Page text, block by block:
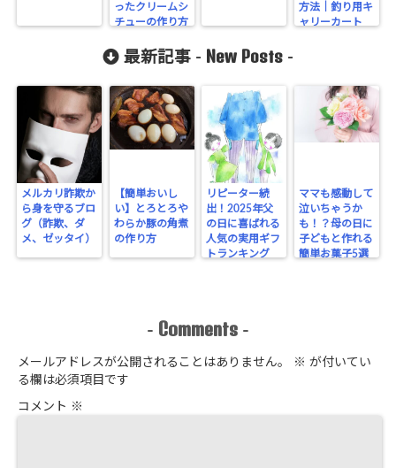
ったクリームシ
チューの作り方
方法｜釣り用キ
ャリーカート
最新記事 - New Posts -
メルカリ詐欺か
ら身を守るブロ
グ（詐欺、ダ
メ、ゼッタイ）
【簡単おいし
い】とろとろや
わらか豚の角煮
の作り方
リピーター続
出！2025年父
の日に喜ばれる
人気の実用ギフ
トランキング
ママも感動して
泣いちゃうか
も！？母の日に
子どもと作れる
簡単お菓子5選
- Comments -
メールアドレスが公開されることはありません。 ※ が付いてい
る欄は必須項目です
コメント ※